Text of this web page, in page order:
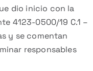
dio inicio con la
4123-0500/19 C.1 –
y se comentan
responsables